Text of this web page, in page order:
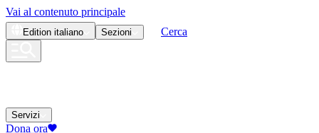
Vai al contenuto principale
Edition italiano Sezioni Cerca
Servizi
Dona ora